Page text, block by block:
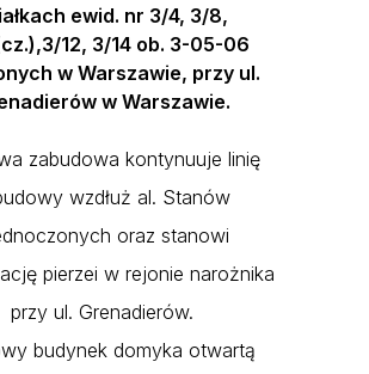
ewid. nr 3/4, 3/8,
12, 3/14 ob. 3-05-06
w Warszawie, przy ul.
w Warszawie.
zabudowa kontynuuje linię
wzdłuż al. Stanów
oraz stanowi
pierzei w rejonie narożnika
przy ul. Grenadierów.
budynek domyka otwartą